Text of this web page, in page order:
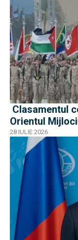
Clasamentul
Orientul
28 IULIE 2026